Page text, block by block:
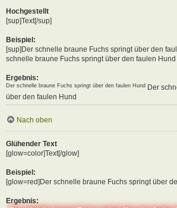
Hochgestellt
[sup]Text[/sup]
Beispiel:
[sup]Der schnelle braune Fuchs springt über den
schnelle braune Fuchs springt über den faulen Hund
Ergebnis:
Der schnelle braune Fuchs springt über den faulen Hund Der
über den faulen Hund
Nach oben
Glühender Text
[glow=color]Text[/glow]
Beispiel:
[glow=red]Der schnelle braune Fuchs springt über
Ergebnis: